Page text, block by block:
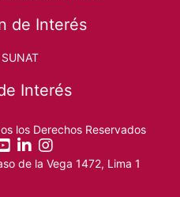
de Interés
Interés
los Derechos Reservados
de la Vega 1472, Lima 1